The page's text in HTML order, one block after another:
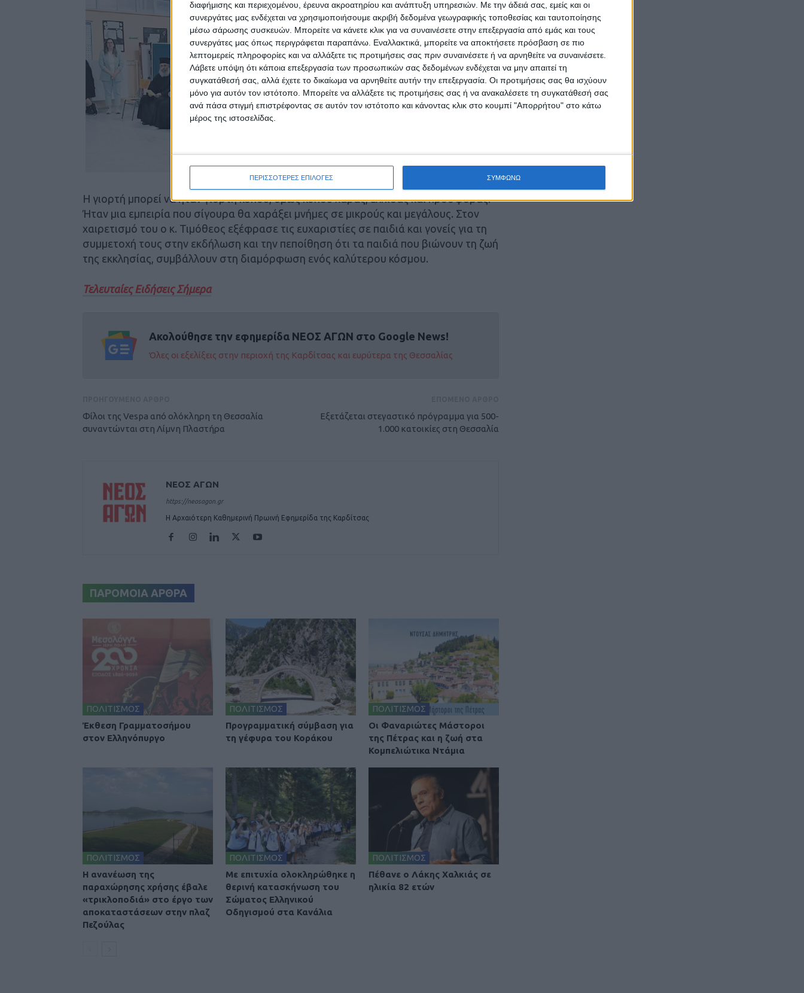
διαφήμισης και περιεχομένου, έρευνα ακροατηρίου και ανάπτυξη υπηρεσιών. Με την άδειά σας, εμείς και οι
συνεργάτες μας ενδέχεται να χρησιμοποιήσουμε ακριβή δεδομένα γεωγραφικής τοποθεσίας και ταυτοποίησης
μέσω σάρωσης συσκευών. Μπορείτε να κάνετε κλικ για να συναινέσετε στην επεξεργασία από εμάς και τους
συνεργάτες μας όπως περιγράφεται παραπάνω. Εναλλακτικά, μπορείτε να αποκτήσετε πρόσβαση σε πιο
λεπτομερείς πληροφορίες και να αλλάξετε τις προτιμήσεις σας πριν συναινέσετε ή να αρνηθείτε να συναινέσετε.
Λάβετε υπόψη ότι κάποια επεξεργασία των προσωπικών σας δεδομένων ενδέχεται να μην απαιτεί τη
συγκατάθεσή σας, αλλά έχετε το δικαίωμα να αρνηθείτε αυτήν την επεξεργασία. Οι προτιμήσεις σας θα ισχύουν
μόνο για αυτόν τον ιστότοπο. Μπορείτε να αλλάξετε τις προτιμήσεις σας ή να ανακαλέσετε τη συγκατάθεσή σας
ανά πάσα στιγμή επιστρέφοντας σε αυτόν τον ιστότοπο και κάνοντας κλικ στο κουμπί "Απορρήτου" στο κάτω
μέρος της ιστοσελίδας.
ΠΕΡΙΣΣΟΤΕΡΕΣ ΕΠΙΛΟΓΕΣ ΣΥΜΦΩΝΩ
Η γιορτή μπορεί να ήταν γιορτή κόπου, όμως κόπου χαράς, ελπίδας και προσφοράς.
Ήταν μια εμπειρία που σίγουρα θα χαράξει μνήμες σε μικρούς και μεγάλους. Στον
χαιρετισμό του ο κ. Τιμόθεος εξέφρασε τις ευχαριστίες σε παιδιά και γονείς για τη
συμμετοχή τους στην εκδήλωση και την πεποίθηση ότι τα παιδιά που βιώνουν τη ζωή
της εκκλησίας, συμβάλλουν στη διαμόρφωση ενός καλύτερου κόσμου.
Τελευταίες Ειδήσεις Σήμερα
Ακολούθησε την εφημερίδα ΝΕΟΣ ΑΓΩΝ στο Google News!
Όλες οι εξελίξεις στην περιοχή της Καρδίτσας και ευρύτερα της Θεσσαλίας
Φίλοι της Vespa από ολόκληρη τη Θεσσαλία
συναντώνται στη Λίμνη Πλαστήρα
Εξετάζεται στεγαστικό πρόγραμμα για 500-
1.000 κατοικίες στη Θεσσαλία
ΝΕΟΣ ΑΓΩΝ
https://neosagon.gr
Η Αρχαιότερη Καθημερινή Πρωινή Εφημερίδα της Καρδίτσας
ΠΑΡΟΜΟΙΑ ΑΡΘΡΑ
ΠΟΛΙΤΙΣΜΟΣ
Έκθεση Γραμματοσήμου
στον Ελληνόπυργο
ΠΟΛΙΤΙΣΜΟΣ
Προγραμματική σύμβαση για
τη γέφυρα του Κοράκου
ΠΟΛΙΤΙΣΜΟΣ
Οι Φαναριώτες Μάστοροι
της Πέτρας και η ζωή στα
Κομπελιώτικα Ντάμια
ΠΟΛΙΤΙΣΜΟΣ
Η ανανέωση της
παραχώρησης χρήσης έβαλε
«τρικλοποδιά» στο έργο των
αποκαταστάσεων στην πλαζ
Πεζούλας
ΠΟΛΙΤΙΣΜΟΣ
Με επιτυχία ολοκληρώθηκε η
θερινή κατασκήνωση του
Σώματος Ελληνικού
Οδηγισμού στα Κανάλια
ΠΟΛΙΤΙΣΜΟΣ
Πέθανε ο Λάκης Χαλκιάς σε
ηλικία 82 ετών